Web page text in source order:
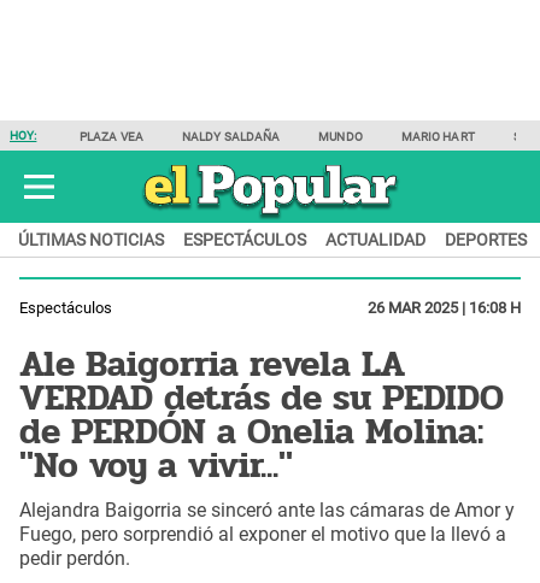
HOY: PLAZA VEA NALDY SALDAÑA MUNDO MARIO HART
ÚLTIMAS NOTICIAS ESPECTÁCULOS ACTUALIDAD DEPORTES
Espectáculos 26 MAR 2025 | 16:08 H
Ale Baigorria revela LA
VERDAD detrás de su PEDIDO
de PERDÓN a Onelia Molina:
"No voy a vivir..."
Alejandra Baigorria se sinceró ante las cámaras de Amor y
Fuego, pero sorprendió al exponer el motivo que la llevó a
pedir perdón.